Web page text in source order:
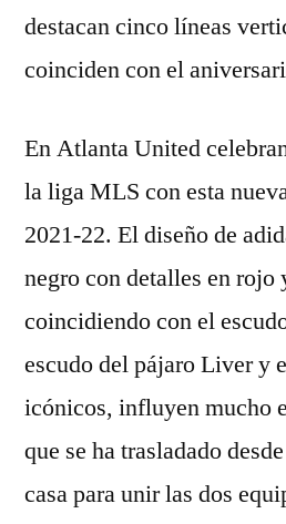
destacan cinco líneas
coinciden con el
En Atlanta United
la liga MLS con esta
2021-22. El diseño de
negro con detalles en rojo
coincidiendo con el
escudo del pájaro Liver y
icónicos, influyen mucho
que se ha trasladado
casa para unir las dos